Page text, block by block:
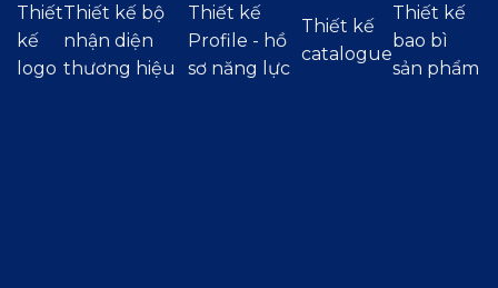
Thiết
kế
logo
Thiết kế bộ
nhận diện
thương hiệu
Thiết kế
Profile - hồ
sơ năng lực
Thiết kế
catalogue
Thiết kế
bao bì
sản phẩm